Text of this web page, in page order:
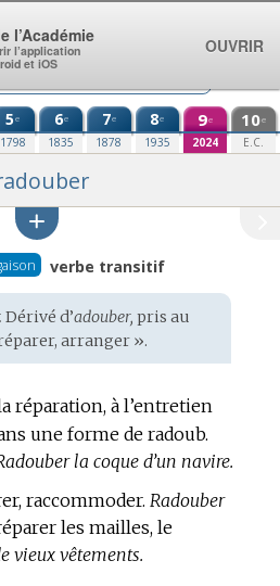
5e
1798
6e
1835
7e
1878
8e
1935
9e
2024
10e
E.C.
verbe transitif
Dérivé d’adouber, pris au
arranger ».
réparation, à l’entretien
une forme de radoub.
la coque d’un navire.
raccommoder. Radouber
les mailles, le
vieux vêtements.
l’Académie
l’application
et iOS
OUVRIR